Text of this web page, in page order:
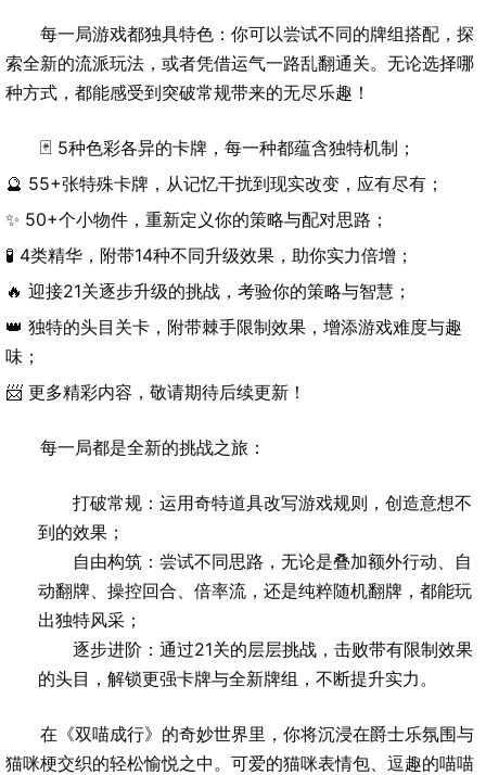
每一局游戏都独具特色：你可以尝试不同的牌组搭配，探
索全新的流派玩法，或者凭借运气一路乱翻通关。无论选择哪
种方式，都能感受到突破常规带来的无尽乐趣！
🃏 5种色彩各异的卡牌，每一种都蕴含独特机制；
🔮 55+张特殊卡牌，从记忆干扰到现实改变，应有尽有；
✨ 50+个小物件，重新定义你的策略与配对思路；
🧪 4类精华，附带14种不同升级效果，助你实力倍增；
🔥 迎接21关逐步升级的挑战，考验你的策略与智慧；
👑 独特的头目关卡，附带棘手限制效果，增添游戏难度与趣
味；
📨 更多精彩内容，敬请期待后续更新！
每一局都是全新的挑战之旅：
打破常规：运用奇特道具改写游戏规则，创造意想不
到的效果；
自由构筑：尝试不同思路，无论是叠加额外行动、自
动翻牌、操控回合、倍率流，还是纯粹随机翻牌，都能玩
出独特风采；
逐步进阶：通过21关的层层挑战，击败带有限制效果
的头目，解锁更强卡牌与全新牌组，不断提升实力。
在《双喵成行》的奇妙世界里，你将沉浸在爵士乐氛围与
猫咪梗交织的轻松愉悦之中。可爱的猫咪表情包、逗趣的喵喵